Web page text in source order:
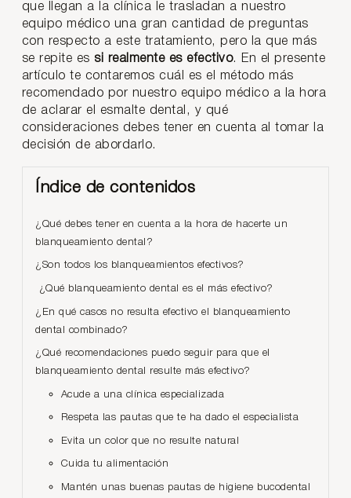
que llegan a la clínica le trasladan a nuestro
equipo médico una gran cantidad de preguntas
con respecto a este tratamiento, pero la que más
se repite es si realmente es efectivo. En el presente
artículo te contaremos cuál es el método más
recomendado por nuestro equipo médico a la hora
de aclarar el esmalte dental, y qué
consideraciones debes tener en cuenta al tomar la
decisión de abordarlo.
Índice de contenidos
¿Qué debes tener en cuenta a la hora de hacerte un
blanqueamiento dental?
¿Son todos los blanqueamientos efectivos?
¿Qué blanqueamiento dental es el más efectivo?
¿En qué casos no resulta efectivo el blanqueamiento
dental combinado?
¿Qué recomendaciones puedo seguir para que el
blanqueamiento dental resulte más efectivo?
Acude a una clínica especializada
Respeta las pautas que te ha dado el especialista
Evita un color que no resulte natural
Cuida tu alimentación
Mantén unas buenas pautas de higiene bucodental